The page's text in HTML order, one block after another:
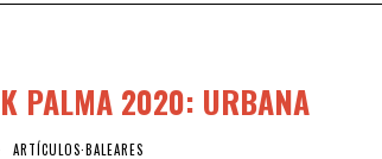
PALMA 2020: URBANA
ARTÍCULOS·BALEARES